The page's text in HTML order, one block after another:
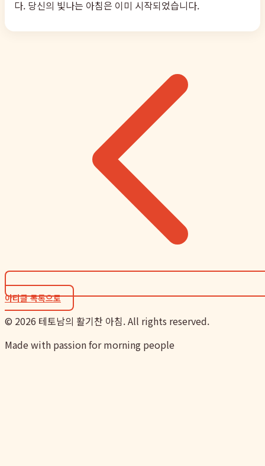
다. 당신의 빛나는 아침은 이미 시작되었습니다.
아티클 목록으로
© 2026 테토남의 활기찬 아침. All rights reserved.
Made with passion for morning people